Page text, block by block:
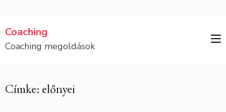
to
content
Coaching
Coaching megoldások
Címke: előnyei